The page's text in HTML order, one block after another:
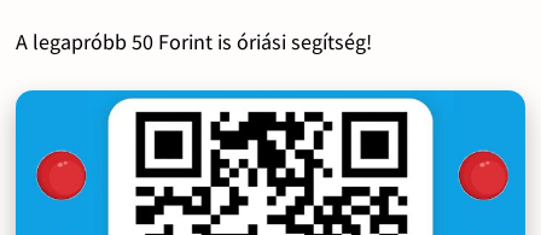
A legapróbb 50 Forint is óriási segítség!